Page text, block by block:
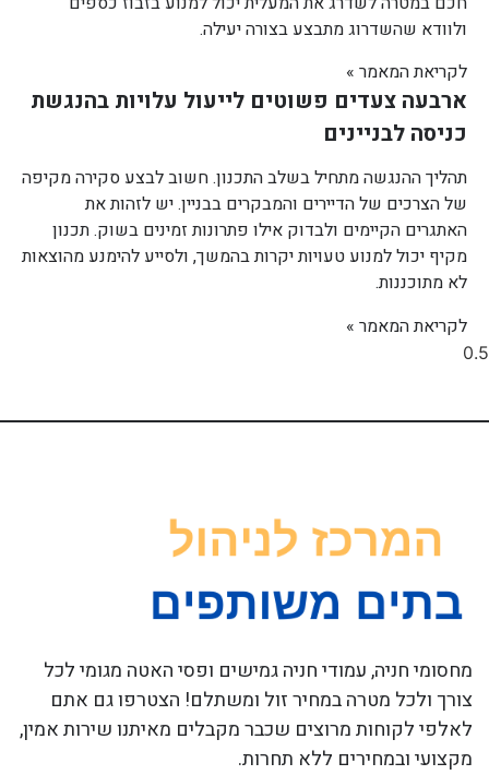
ולוודא שהשדרוג מתבצע בצורה יעילה.
לקריאת המאמר »
ארבעה צעדים פשוטים לייעול עלויות בהנגשת
כניסה לבניינים
תהליך ההנגשה מתחיל בשלב התכנון. חשוב לבצע סקירה מקיפה
של הצרכים של הדיירים והמבקרים בבניין. יש לזהות את
האתגרים הקיימים ולבדוק אילו פתרונות זמינים בשוק. תכנון
מקיף יכול למנוע טעויות יקרות בהמשך, ולסייע להימנע מהוצאות
לא מתוכננות.
לקריאת המאמר »
מחסומי חניה, עמודי חניה גמישים ופסי האטה מגומי לכל
צורך ולכל מטרה במחיר זול ומשתלם! הצטרפו גם אתם
לאלפי לקוחות מרוצים שכבר מקבלים מאיתנו שירות אמין,
מקצועי ובמחירים ללא תחרות.